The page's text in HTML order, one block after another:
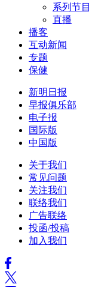
系列节目
直播
播客
互动新闻
专题
保健
新明日报
早报俱乐部
电子报
国际版
中国版
关于我们
常见问题
关注我们
联络我们
广告联络
投函/投稿
加入我们